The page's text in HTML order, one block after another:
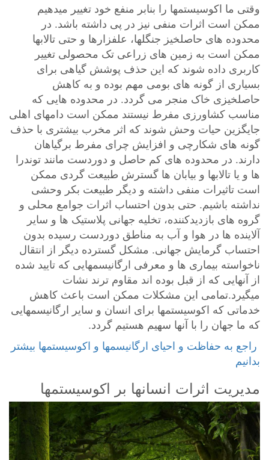
وقتی ما اکوسیستمها را بنابر منفع خود تغییر میدهیم
ممکن است اثرات منفی نیز در پی داشته باشد. در
محدوده های حاصلخیز جنگلها، علفزارها و حتی تالابها
ممکن است به زمین های زراعی تک محصولی تغییر
کاربری داده شوند که این حذف پوشش گیاهی برای
بسیاری از گونه های بومی مهم بوده و به کاهش
حاصلخیزی خاک منجر می گردد. در محدوده هایی که
مناسب کشاورزی مفرط نیستند ممکن است دامهای اهلی
جایگزین حیات وحش شوند که اثر مخرب بیشتری با حذف
گونه های شکارچی و افزایش چرای مفرط برگیاهان
دارند. در محدوده های کم حاصل و دوردست مانند توندرا
ها و یا تالابها و بیابان ها گسترش طبیعت گردی ممکن
است تاثیرات منفی داشته و دیگر طبیعت بکر وحشی
نداشته باشیم. حتی بدون احتساب اثرات جوامع محلی و
گروه های بازدیدکننده، تخلیه جهانی پلاستیک ها و سایر
آلاینده ها در هوا و آب به مناطق دوردست رسیده بدون
احتساب گرمایش جهانی. مشکل گسترده دیگر از انتقال
ناخواسته بیماری ها و معرفی ارگانیسمهایی که تایید شده
از آنهایی که از قبل بوده اند مقاوم ترند نشات
میگیرد.تمامی این مشکلات ممکن است باعث کاهش
خدماتی که اکوسیستمها برای انسان و سایر ارگانیسمهایی
که ما جهان را با آنها سهیم هستیم گردد.
‎ راجع به حفاظت و احیای ارگانیسمها و اکوسیستمها بیشتر
بدانیم
مدیریت اثرات انسانها بر اکوسیستمها